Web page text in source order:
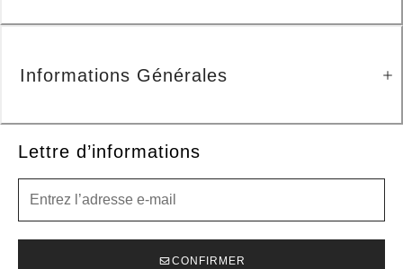
Lettre d’informations
CONFIRMER
Informations Générales